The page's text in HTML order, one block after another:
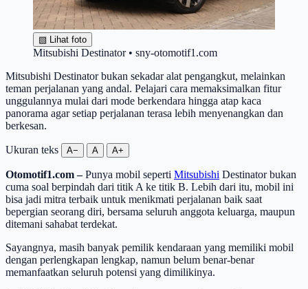
▧ Lihat foto
Mitsubishi Destinator • sny-otomotif1.com
Mitsubishi Destinator bukan sekadar alat pengangkut, melainkan
teman perjalanan yang andal. Pelajari cara memaksimalkan fitur
unggulannya mulai dari mode berkendara hingga atap kaca
panorama agar setiap perjalanan terasa lebih menyenangkan dan
berkesan.
Ukuran teks A− A A+
Otomotif1.com –Punya mobil seperti Mitsubishi Destinator bukan
cuma soal berpindah dari titik A ke titik B. Lebih dari itu, mobil ini
bisa jadi mitra terbaik untuk menikmati perjalanan baik saat
bepergian seorang diri, bersama seluruh anggota keluarga, maupun
ditemani sahabat terdekat.
Sayangnya, masih banyak pemilik kendaraan yang memiliki mobil
dengan perlengkapan lengkap, namun belum benar-benar
memanfaatkan seluruh potensi yang dimilikinya.